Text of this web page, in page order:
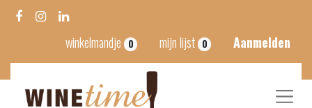
winkelmandje 0 mijn lijst 0 Aanmelden